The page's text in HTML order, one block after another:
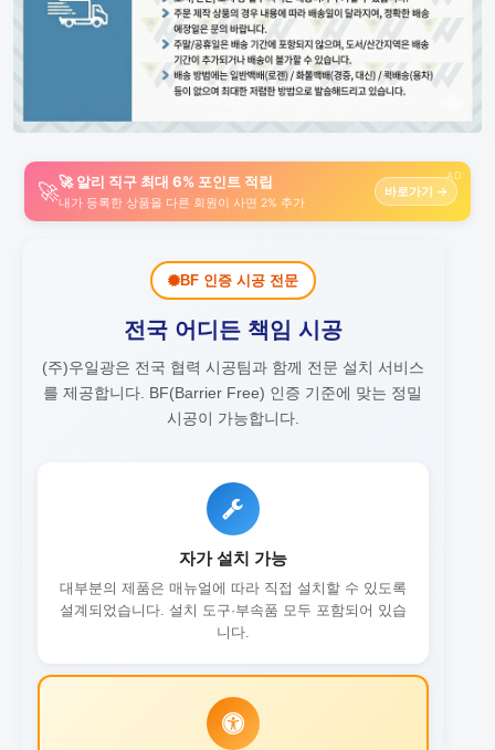
AD
🚀🚀 알리 직구 최대 6% 포인트 적립
내가 등록한 상품을 다른 회원이 사면 2% 추가
바로가기 →
BF 인증 시공 전문
전국 어디든 책임 시공
(주)우일광은 전국 협력 시공팀과 함께 전문 설치 서비스
를 제공합니다.
BF(Barrier Free) 인증 기준에 맞는 정밀
시공이 가능합니다.
자가 설치 가능
대부분의 제품은 매뉴얼에 따라 직접 설치할 수 있도록
설계되었습니다. 설치 도구·부속품 모두 포함되어 있습
니다.